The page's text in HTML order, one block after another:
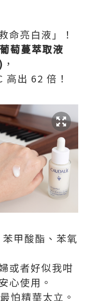
命亮白液」！
葡萄蔓萃取液
，
高出 62 倍！
甲酸酯、苯氧
或者好似我咁
心使用。
怕精華太立。